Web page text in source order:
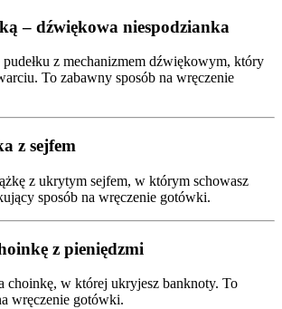
– dźwiękowa niespodzianka
z mechanizmem dźwiękowym, który
To zabawny sposób na wręczenie
z sejfem
z ukrytym sejfem, w którym schowasz
sposób na wręczenie gotówki.
z pieniędzmi
choinkę, w której ukryjesz banknoty. To
wręczenie gotówki.